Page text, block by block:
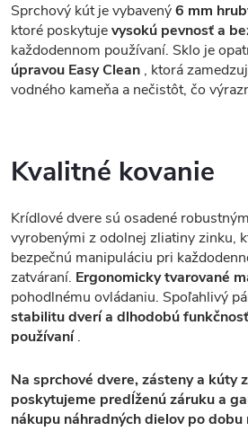
Sprchový kút je vybavený6 mm
ktoré poskytujevysokú pevnosť a
každodennom používaní. Sklo je
úpravou Easy Clean , ktorá
vodného kameňa a nečistôt, čo
Kvalitné kovanie
Krídlové dvere sú osadené
vyrobenými z odolnej zliatiny zinku,
bezpečnú manipuláciu pri
zatváraní. Ergonomicky tvarované
pohodlnému ovládaniu. Spoľahlivý
stabilitu dverí a dlhodobú
používaní.
Na sprchové dvere, zásteny a kúty
poskytujeme predĺženú záruku a
nákupu náhradných dielov po